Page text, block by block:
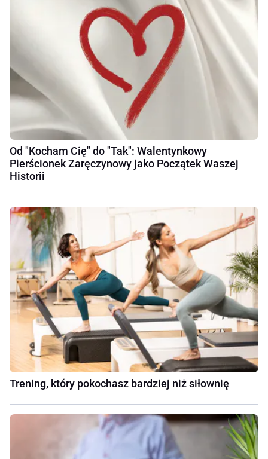
Od "Kocham Cię" do "Tak": Walentynkowy
Pierścionek Zaręczynowy jako Początek Waszej
Historii
Trening, który pokochasz bardziej niż siłownię